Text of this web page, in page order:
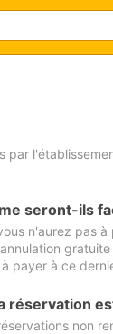
par
seront-ils
n'aurez pas
payer à ce
réservation
non